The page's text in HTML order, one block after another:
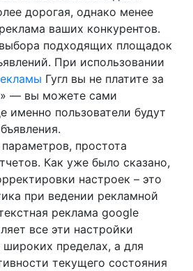
дорогая, однако менее
ваших конкурентов.
подходящих площадок
При использовании
Гугл вы не платите за
— вы можете сами
именно пользователи будут
простота
Как уже было сказано,
настроек – это
при ведении рекламной
реклама google
все эти настройки
широких пределах, а для
текущего состояния